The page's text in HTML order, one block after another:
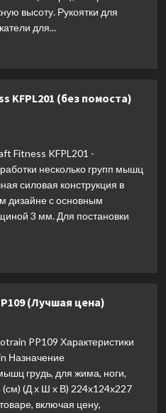
высоту. Рукоятки для
для...
KFPL201 (без помоста)
Fitness KFPL201 -
несколько групп мышц
силовая конструкция в
дизайне с основным
3 мм. Для постановки
(Лучшая цена)
PP109 Характеристики
Назначение
грудь, для жима, ноги,
(Д х Ш х В) 224х124х227
включая цену,